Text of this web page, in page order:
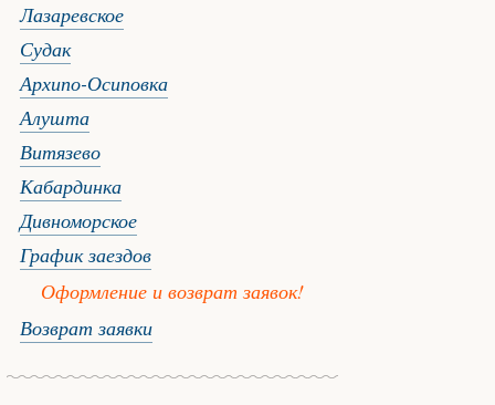
Лазаревское
Судак
Архипо-Осиповка
Алушта
Витязево
Кабардинка
Дивноморское
График заездов
Оформление и возврат заявок!
Возврат заявки